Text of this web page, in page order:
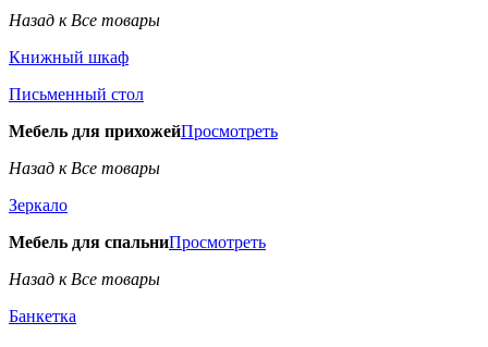
Назад к Все товары
Книжный шкаф
Письменный стол
Мебель для прихожейПросмотреть
Назад к Все товары
Зеркало
Мебель для спальниПросмотреть
Назад к Все товары
Банкетка